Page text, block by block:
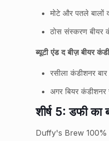
मोटे और पतले बालों
ठोस संस्करण बीयर
ब्यूटी एंड द बीज़ बीयर
रसीला कंडीशनर
अगर बियर कंडीशनर
शीर्ष 5: डफी
Duffy's Brew 100%